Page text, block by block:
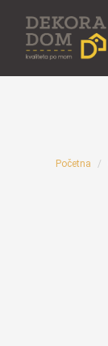
Početna